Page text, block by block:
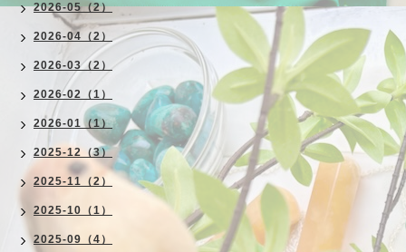
2026-05（2）
2026-04（2）
2026-03（2）
2026-02（1）
2026-01（1）
2025-12（3）
2025-11（2）
2025-10（1）
2025-09（4）